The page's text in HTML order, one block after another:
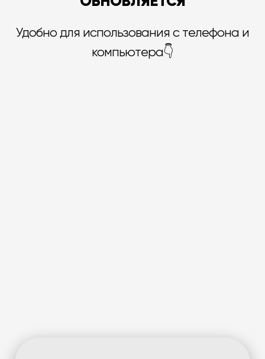
Удобно для использования с телефона и
компьютера👇